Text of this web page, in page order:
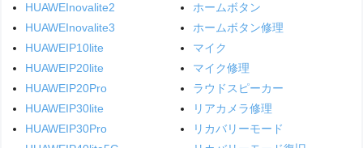
HUAWEInovalite2
HUAWEInovalite3
HUAWEIP10lite
HUAWEIP20lite
HUAWEIP20Pro
HUAWEIP30lite
HUAWEIP30Pro
ホームボタン
ホームボタン修理
マイク
マイク修理
ラウドスピーカー
リアカメラ修理
リカバリーモード